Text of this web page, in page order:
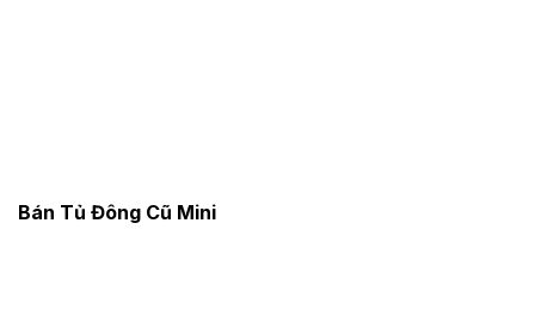
Bán Tủ Đông Cũ Mini